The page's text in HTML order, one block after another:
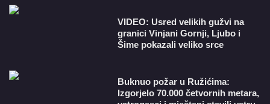
VIDEO: Usred velikih gužvi na
granici Vinjani Gornji, Ljubo i
Šime pokazali veliko srce
Buknuo požar u Ružićima:
Izgorjelo 70.000 četvornih metara,